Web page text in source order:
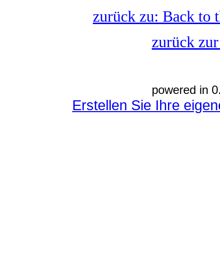
zurück zu: Back to
zurück
powered in
Erstellen Sie Ihre